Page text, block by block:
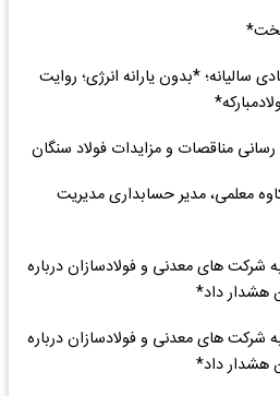
سالیانه؛ *بدون یارانه انرژی؛ روایت
مناقصات و مزایدات فولاد سنگان
با کاوه معلمی، مدیر حسابداری مدیریت
شرکت های معدنی و فولادسازان درباره
هشدار داد*
شرکت های معدنی و فولادسازان درباره
هشدار داد*